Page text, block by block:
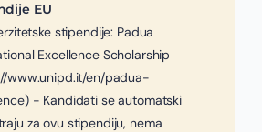
EU
stipendije: Padua
Excellence Scholarship
www.unipd.it/en/padua-
- Kandidati se automatski
za ovu stipendiju, nema